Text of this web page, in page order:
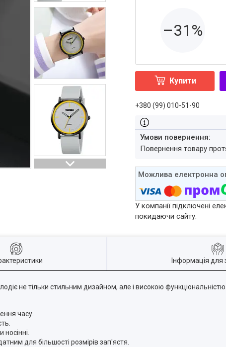
–31%
Купити
+380 (99) 010-51-90
повернення товару
У компанії підключені
покидаючи сайту.
Інформація
не тільки стильним дизайном, але і високою функціональністю.
часу.
для більшості розмірів зап'ястя.